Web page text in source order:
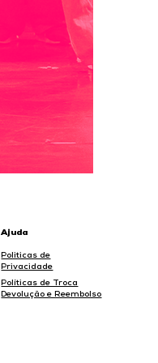
Ajuda
Politicas de
Privacidade
Políticas de Troca
Devolução e Reembolso